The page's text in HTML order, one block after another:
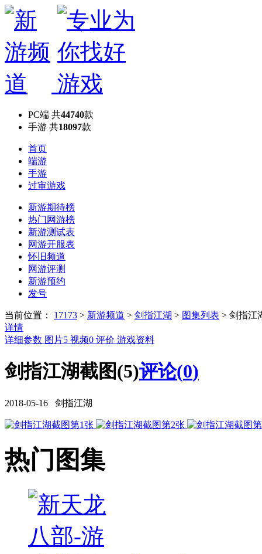
PC端 共44740款
手游 共18097款
首页
端游
手游
过审游戏
新游期待榜
热门网游榜
新游测试表
网游开服表
怀旧频道
网游评测
新游预约
发号
当前位置： 17173 > 新游频道 > 剑指江湖 > 图集列表 > 剑指江
详情
详细参数 图片5 视频0 评价 游戏资料
剑指江湖截图(5)评论(0)
2018-05-16 剑指江湖
热门图集